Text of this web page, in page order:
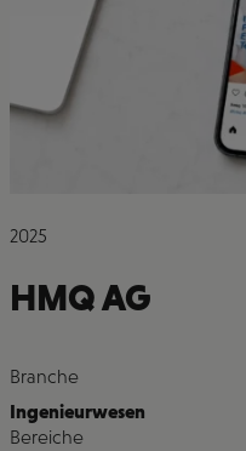
2025
HMQ AG
Branche
Ingenieurwesen
Bereiche